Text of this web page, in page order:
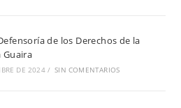
de los Derechos de la
Guaira
DE 2024 / SIN COMENTARIOS